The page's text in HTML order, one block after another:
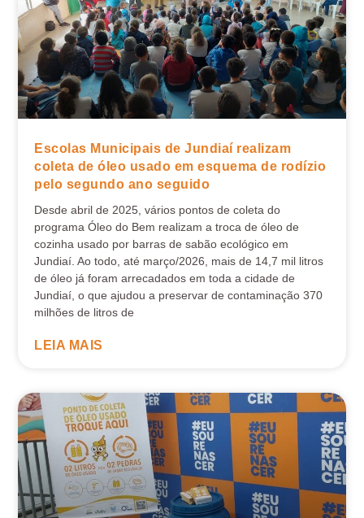
Escolas Municipais de Jundiaí realizam
coleta de óleo usado em esquema de rodízio
pelo segundo ano seguido
Desde abril de 2025, vários pontos de coleta do
programa Óleo do Bem realizam a troca de óleo de
cozinha usado por barras de sabão ecológico em
Jundiaí. Ao todo, até março/2026, mais de 14,7 mil litros
de óleo já foram arrecadados em toda a cidade de
Jundiaí, o que ajudou a preservar de contaminação 370
milhões de litros de
LEIA MAIS